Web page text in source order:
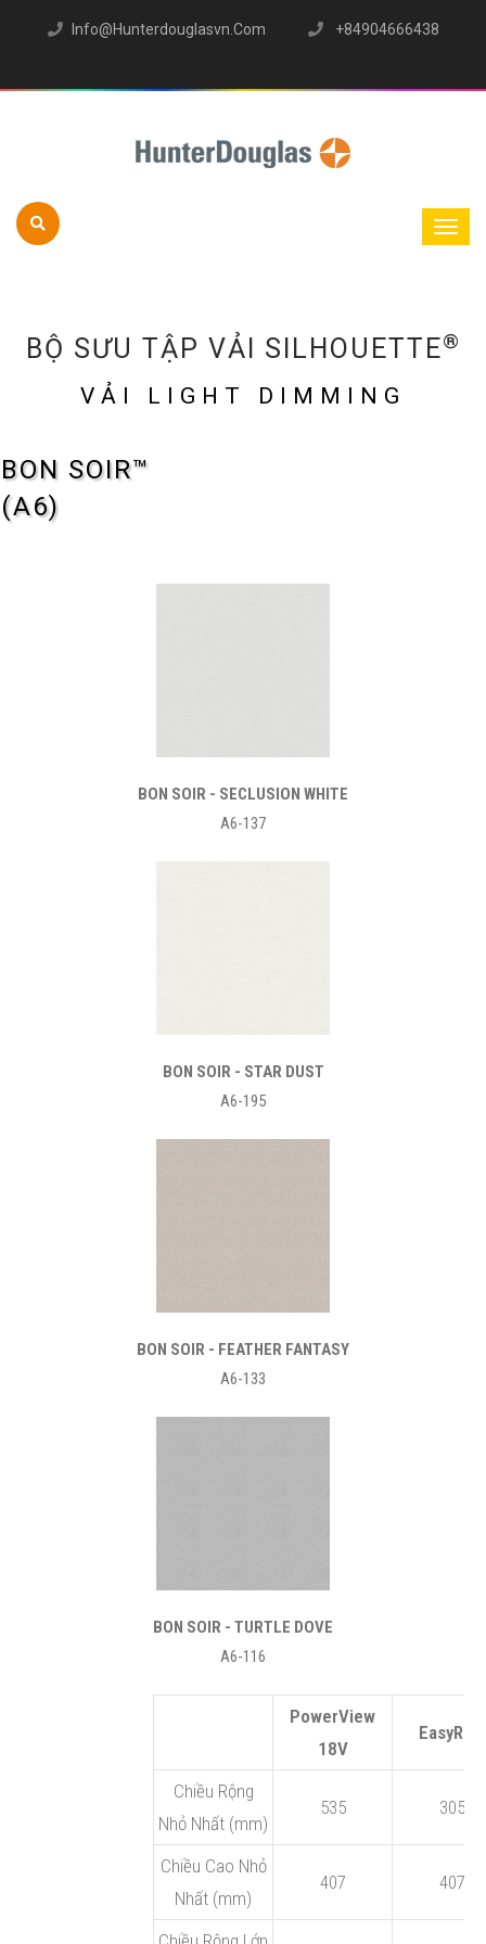
Info@hunterdouglasvn.com +84904666438
BỘ SƯU TẬP VẢI SILHOUETTE®
VẢI LIGHT DIMMING
BON SOIR™
(A6)
BON SOIR - SECLUSION WHITE
A6-137
BON SOIR - STAR DUST
A6-195
BON SOIR - FEATHER FANTASY
A6-133
BON SOIR - TURTLE DOVE
A6-116
PowerView
18V
EasyRise
Chiều Rộng
Nhỏ Nhất (mm)
535 305
Chiều Cao Nhỏ
Nhất (mm)
407 407